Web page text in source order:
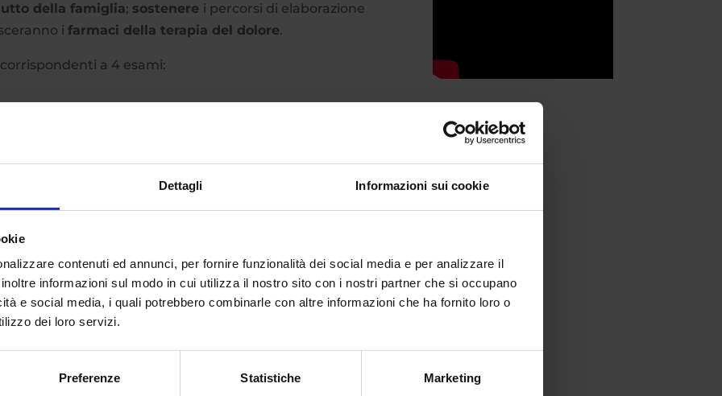
Dettagli Informazioni sui cookie
contenuti ed annunci, per fornire funzionalità dei social media e per analizzare il
informazioni sul modo in cui utilizza il nostro sito con i nostri partner che si occupano
e social media, i quali potrebbero combinarle con altre informazioni che ha fornito loro o
dei loro servizi.
Preferenze Statistiche Marketing
della famiglia; sostenere i percorsi di elaborazione
ifarmaci della terapia del dolore.
corrispondenti a 4 esami:
proprio percorso con un
master inGestione delle cure palliative e della terapia
clicca qui